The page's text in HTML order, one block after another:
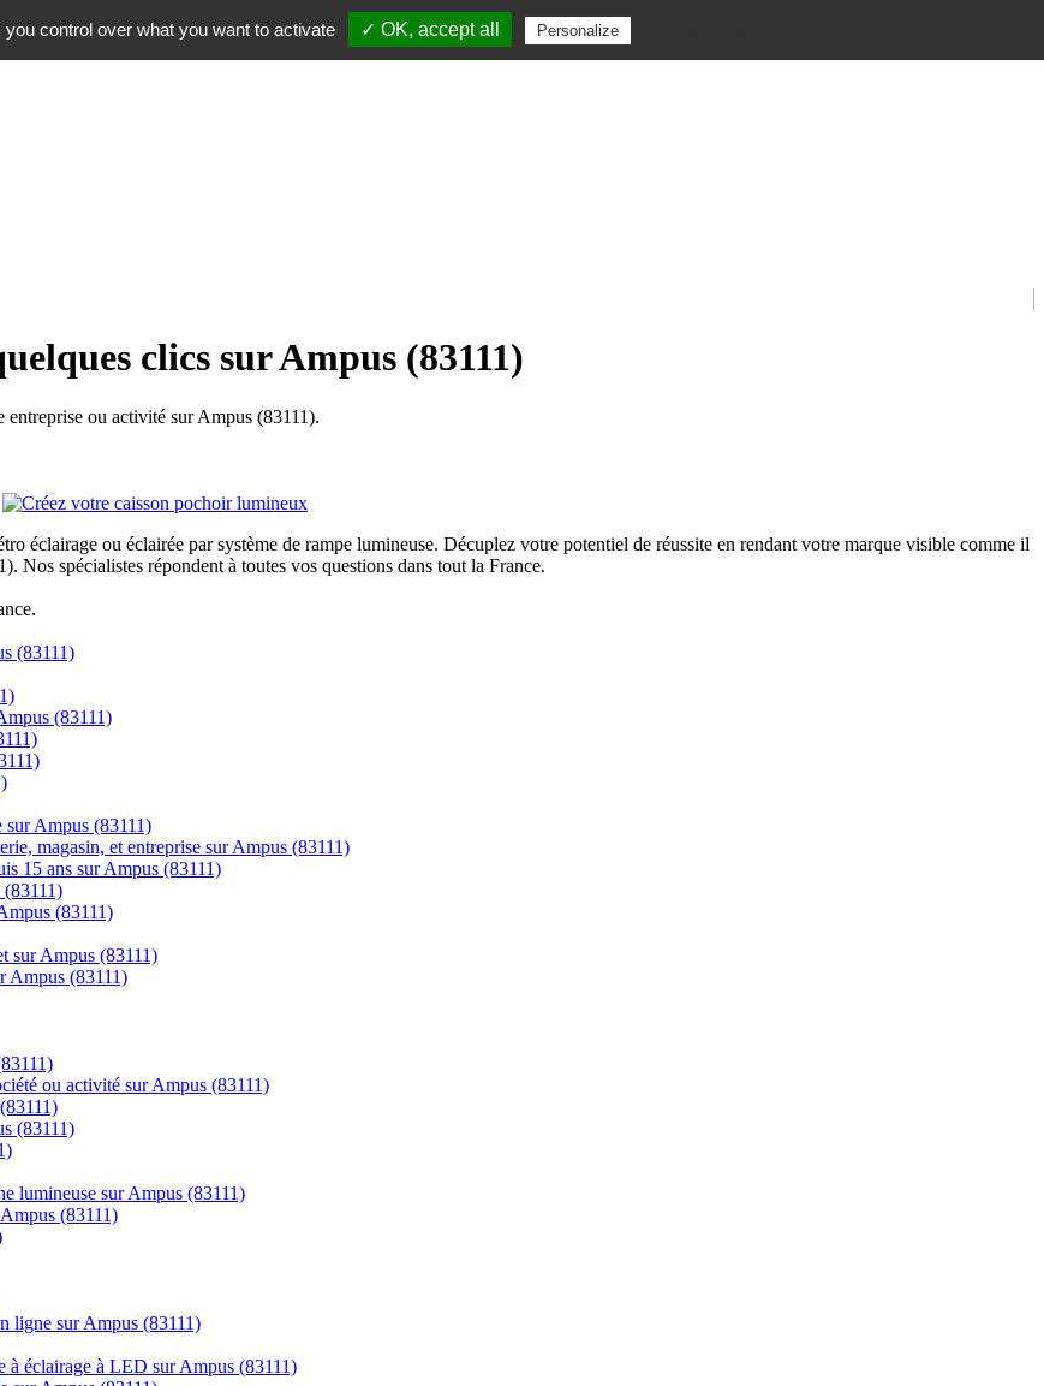
clics sur Ampus (83111)
ou activité sur Ampus (83111).
éclairage ou éclairée par système de rampe lumineuse. Décuplez votre potentiel de réussite en rendant votre marque visible comme il
Nos spécialistes répondent à toutes vos questions dans tout la France.
(83111)
(83111)
sur Ampus (83111)
magasin, et entreprise sur Ampus (83111)
15 ans sur Ampus (83111)
(83111)
(83111)
sur Ampus (83111)
Ampus (83111)
ou activité sur Ampus (83111)
(83111)
lumineuse sur Ampus (83111)
(83111)
ligne sur Ampus (83111)
à éclairage à LED sur Ampus (83111)
control over what you want to activate ✓ OK, accept all Personalize